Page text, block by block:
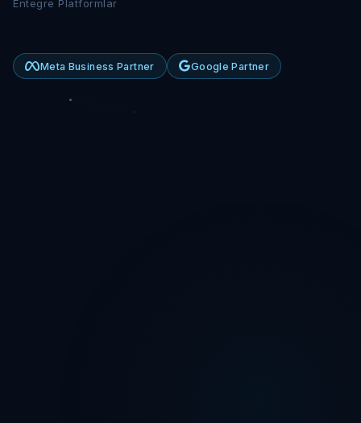
Entegre Platformlar
Meta Business Partner Google Partner